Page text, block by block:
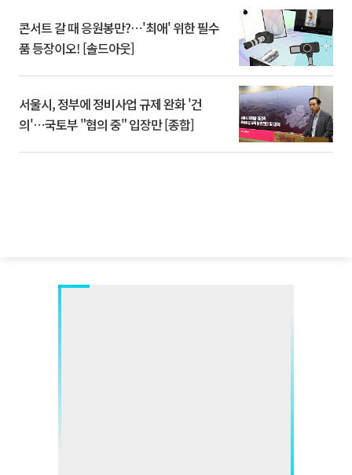
콘서트 갈 때 응원봉만?⋯'최애' 위한 필수
품 등장이오! [솔드아웃]
서울시, 정부에 정비사업 규제 완화 '건
의'⋯국토부 "협의 중" 입장만 [종합]